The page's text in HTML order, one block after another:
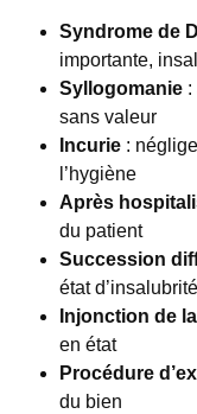
Syndrome de
importante,
Syllogomanie :
sans valeur
Incurie :
l’hygiène
Après
du patient
Succession
état d’insalubrité
Injonction de
en état
Procédure
du bien